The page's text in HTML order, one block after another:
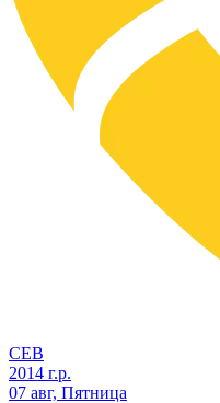
СЕВ
2014 г.р.
07 авг, Пятница